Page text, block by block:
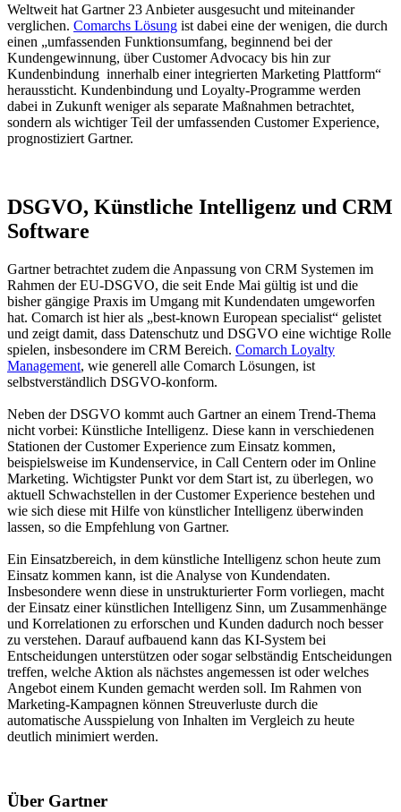
Weltweit hat Gartner 23 Anbieter ausgesucht und miteinander
verglichen. Comarchs Lösung ist dabei eine der wenigen, die durch
einen „umfassenden Funktionsumfang, beginnend bei der
Kundengewinnung, über Customer Advocacy bis hin zur
Kundenbindung innerhalb einer integrierten Marketing Plattform“
heraussticht. Kundenbindung und Loyalty-Programme werden
dabei in Zukunft weniger als separate Maßnahmen betrachtet,
sondern als wichtiger Teil der umfassenden Customer Experience,
prognostiziert Gartner.
DSGVO, Künstliche Intelligenz und CRM
Software
Gartner betrachtet zudem die Anpassung von CRM Systemen im
Rahmen der EU-DSGVO, die seit Ende Mai gültig ist und die
bisher gängige Praxis im Umgang mit Kundendaten umgeworfen
hat. Comarch ist hier als „best-known European specialist“ gelistet
und zeigt damit, dass Datenschutz und DSGVO eine wichtige Rolle
spielen, insbesondere im CRM Bereich. Comarch Loyalty
Management, wie generell alle Comarch Lösungen, ist
selbstverständlich DSGVO-konform.
Neben der DSGVO kommt auch Gartner an einem Trend-Thema
nicht vorbei: Künstliche Intelligenz. Diese kann in verschiedenen
Stationen der Customer Experience zum Einsatz kommen,
beispielsweise im Kundenservice, in Call Centern oder im Online
Marketing. Wichtigster Punkt vor dem Start ist, zu überlegen, wo
aktuell Schwachstellen in der Customer Experience bestehen und
wie sich diese mit Hilfe von künstlicher Intelligenz überwinden
lassen, so die Empfehlung von Gartner.
Ein Einsatzbereich, in dem künstliche Intelligenz schon heute zum
Einsatz kommen kann, ist die Analyse von Kundendaten.
Insbesondere wenn diese in unstrukturierter Form vorliegen, macht
der Einsatz einer künstlichen Intelligenz Sinn, um Zusammenhänge
und Korrelationen zu erforschen und Kunden dadurch noch besser
zu verstehen. Darauf aufbauend kann das KI-System bei
Entscheidungen unterstützen oder sogar selbständig Entscheidungen
treffen, welche Aktion als nächstes angemessen ist oder welches
Angebot einem Kunden gemacht werden soll. Im Rahmen von
Marketing-Kampagnen können Streuverluste durch die
automatische Ausspielung von Inhalten im Vergleich zu heute
deutlich minimiert werden.
Über Gartner